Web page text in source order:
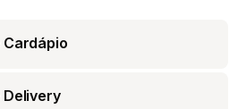
Cardápio
Delivery